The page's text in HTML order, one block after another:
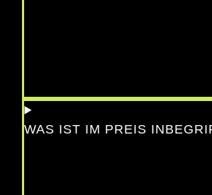
WAS IST IM PREIS